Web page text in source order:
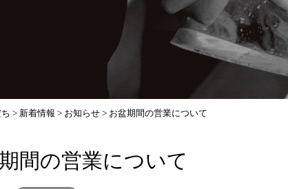
> 新着情報 > お知らせ > お盆期間の営業について
間の営業について